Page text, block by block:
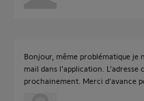
Bonjour, même problématique je
mail dans l’application.
prochainement. Merci d’avance